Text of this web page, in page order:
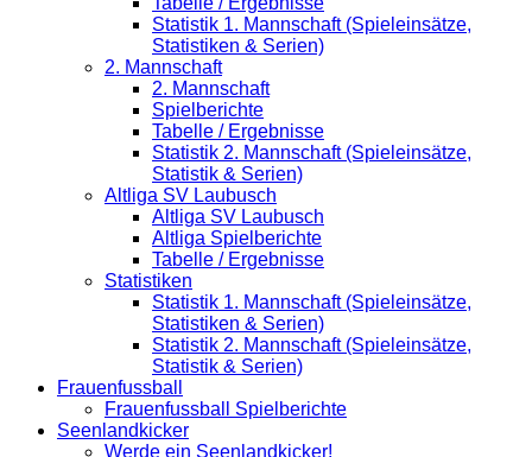
Statistik 1. Mannschaft (Spieleinsätze,
Statistiken & Serien)
2. Mannschaft
2. Mannschaft
Spielberichte
Tabelle / Ergebnisse
Statistik 2. Mannschaft (Spieleinsätze,
Statistik & Serien)
Altliga SV Laubusch
Altliga SV Laubusch
Altliga Spielberichte
Tabelle / Ergebnisse
Statistiken
Statistik 1. Mannschaft (Spieleinsätze,
Statistiken & Serien)
Statistik 2. Mannschaft (Spieleinsätze,
Statistik & Serien)
Frauenfussball
Frauenfussball Spielberichte
Seenlandkicker
Werde ein Seenlandkicker!